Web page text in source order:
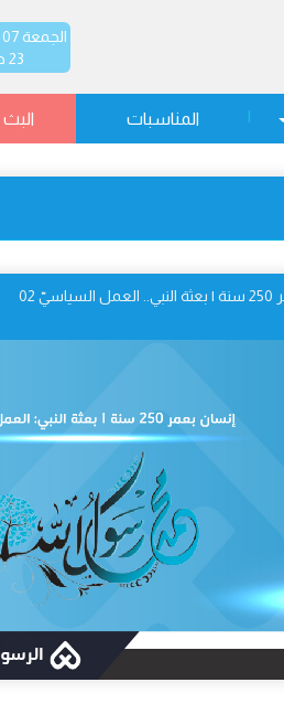
الجمعة 07 آب 2026 الموافق لـ
23 صفر 1448هـ
المناسبات البث